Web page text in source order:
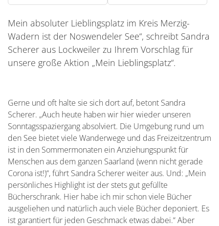
Mein absoluter Lieblingsplatz im Kreis Merzig-
Wadern ist der Noswendeler See“, schreibt Sandra
Scherer aus Lockweiler zu Ihrem Vorschlag für
unsere große Aktion „Mein Lieblingsplatz“.
Gerne und oft halte sie sich dort auf, betont Sandra
Scherer. „Auch heute haben wir hier wieder unseren
Sonntagsspaziergang absolviert. Die Umgebung rund um
den See bietet viele Wanderwege und das Freizeitzentrum
ist in den Sommermonaten ein Anziehungspunkt für
Menschen aus dem ganzen Saarland (wenn nicht gerade
Corona ist!)“, führt Sandra Scherer weiter aus. Und: „Mein
persönliches Highlight ist der stets gut gefüllte
Bücherschrank. Hier habe ich mir schon viele Bücher
ausgeliehen und natürlich auch viele Bücher deponiert. Es
ist garantiert für jeden Geschmack etwas dabei.“ Aber